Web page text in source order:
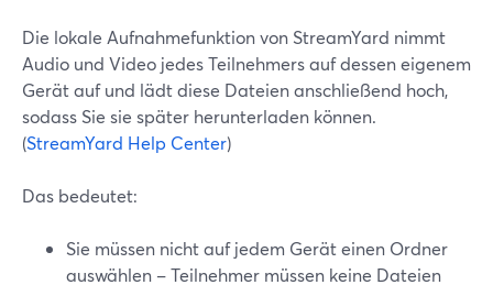
Die lokale Aufnahmefunktion von StreamYard nimmt
Audio und Video jedes Teilnehmers auf dessen eigenem
Gerät auf und lädt diese Dateien anschließend hoch,
sodass Sie sie später herunterladen können.
(StreamYard Help Center)
Das bedeutet:
Sie müssen nicht auf jedem Gerät einen Ordner
auswählen – Teilnehmer müssen keine Dateien